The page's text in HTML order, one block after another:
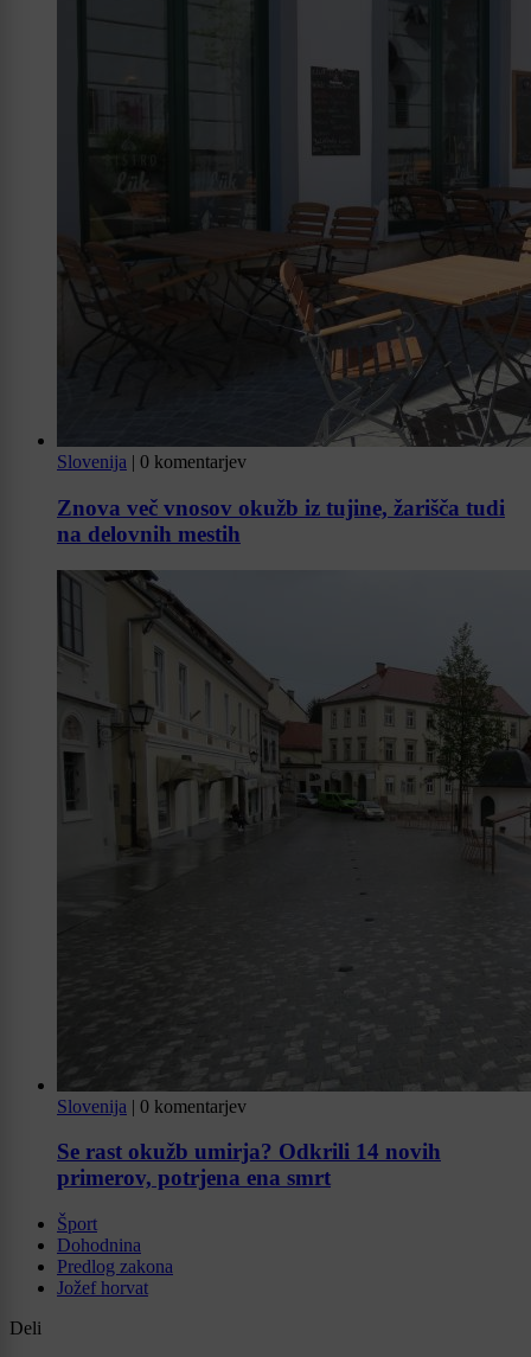
Slovenija | 0 komentarjev
Znova več vnosov okužb iz tujine, žarišča tudi
na delovnih mestih
Slovenija | 0 komentarjev
Se rast okužb umirja? Odkrili 14 novih
primerov, potrjena ena smrt
Šport
Dohodnina
Predlog zakona
Jožef horvat
Deli